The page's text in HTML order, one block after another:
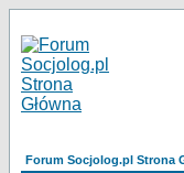
Forum Socjolog.pl Strona